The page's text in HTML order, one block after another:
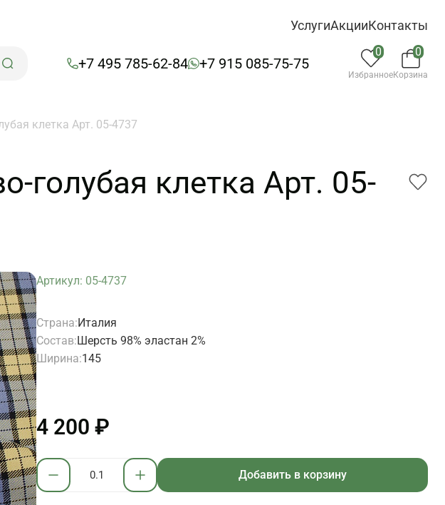
УслугиАкцииКонтакты
+7 495 785-62-84 +7 915 085-75-75
0
Избранное
0
Корзина
клетка Арт. 05-4737
голубая клетка Арт. 05-
Артикул: 05-4737
Страна:Италия
Состав:Шерсть 98% эластан 2%
Ширина:145
4 200 ₽
Добавить в корзину